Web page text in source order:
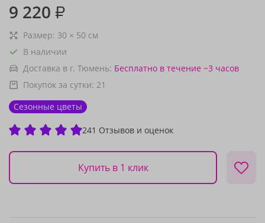
9 220 ₽
Размер: 30 × 50 см
В наличии
Доставка в г. Тюмень: Бесплатно в течение ~3 часов
Покупок за сутки: 21
Сезонные цветы
241 Отзывов и оценок
Купить в 1 клик